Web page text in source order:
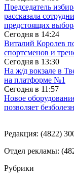
Председатель
рассказала
предстоящих
Сегодня в 14:24
Виталий Королев
спортсменов и
Сегодня в 13:30
На ж/д вокзале в
на платформе №1
Сегодня в 11:57
Новое
позволяет
Редакция: (4822)
Отдел рекламы:
Рубрики